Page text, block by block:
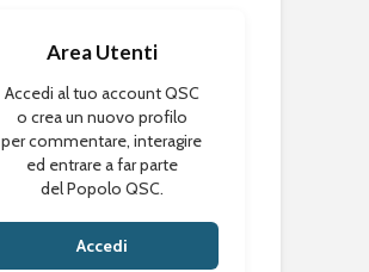
Area Utenti
Accedi al tuo account QSC
o crea un nuovo profilo
per commentare, interagire
ed entrare a far parte
del Popolo QSC.
Accedi